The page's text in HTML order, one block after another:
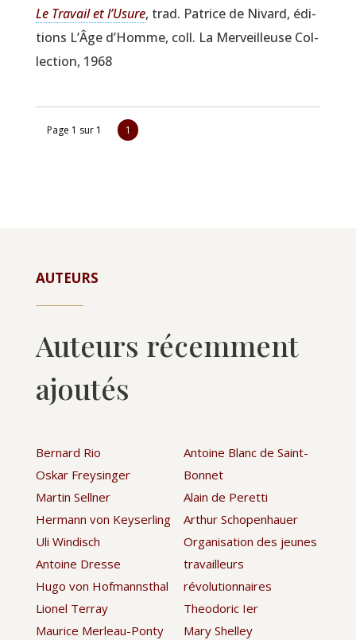
Le Tra­vail et l’U­sure, trad. Patrice de Nivard, édi­
tions L’Âge d’Homme, coll. La Mer­veilleuse Col­
lec­tion, 1968
Page 1 sur 1 1
AUTEURS
Auteurs récemment
ajoutés
Bernard Rio
Oskar Freysinger
Martin Sellner
Hermann von Keyserling
Uli Windisch
Antoine Dresse
Hugo von Hofmannsthal
Lionel Terray
Maurice Merleau-Ponty
Antoine Blanc de Saint-
Bonnet
Alain de Peretti
Arthur Schopenhauer
Organisation des jeunes
travailleurs
révolutionnaires
Theodoric Ier
Mary Shelley